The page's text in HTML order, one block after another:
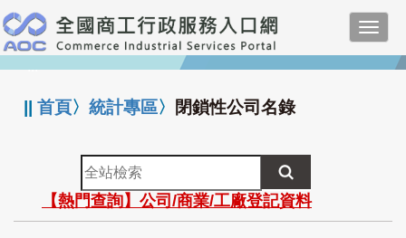
跳
到
主
要
:::
||首頁〉統計專區〉 閉鎖性公司名錄
全
站
檢
索
【熱門查詢】公司/商業/工廠登記資料